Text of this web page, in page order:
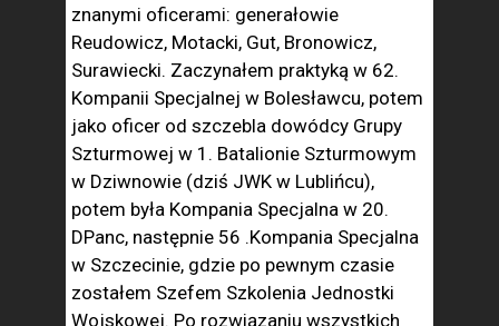
znanymi oficerami: generałowie
Reudowicz, Motacki, Gut, Bronowicz,
Surawiecki. Zaczynałem praktyką w 62.
Kompanii Specjalnej w Bolesławcu, potem
jako oficer od szczebla dowódcy Grupy
Szturmowej w 1. Batalionie Szturmowym
w Dziwnowie (dziś JWK w Lublińcu),
potem była Kompania Specjalna w 20.
DPanc, następnie 56 .Kompania Specjalna
w Szczecinie, gdzie po pewnym czasie
zostałem Szefem Szkolenia Jednostki
Wojskowej. Po rozwiązaniu wszystkich